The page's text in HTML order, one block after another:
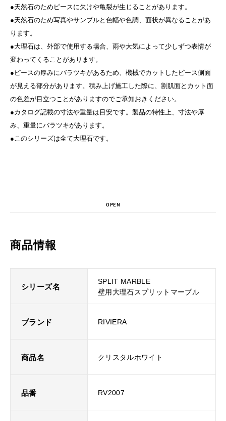
●天然石のためピースに欠けや亀裂が生じることがあります。
●天然石のため写真やサンプルと色幅や色調、面状が異なることがあ
ります。
●大理石は、外部で使用する場合、雨や大気によって少しずつ表情が
変わってくることがあります。
●ピースの厚みにバラツキがあるため、機械でカットしたピース側面
が見える部分があります。積み上げ施工した際に、割肌面とカット面
の色差が目立つことがありますのでご承知おきください。
●カタログ記載の寸法や重量は目安です。製品の特性上、寸法や厚
み、重量にバラツキがあります。
●このシリーズは全て大理石です。
OPEN
商品情報
シリーズ名
SPLIT MARBLE
壁用大理石スプリットマーブル
ブランド RIVIERA
商品名 クリスタルホワイト
品番 RV2007